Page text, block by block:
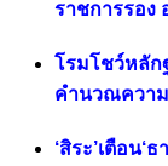
ราชการรอง
โรมโชว์หลัก
คำนวณความ
‘สิระ’เตือน